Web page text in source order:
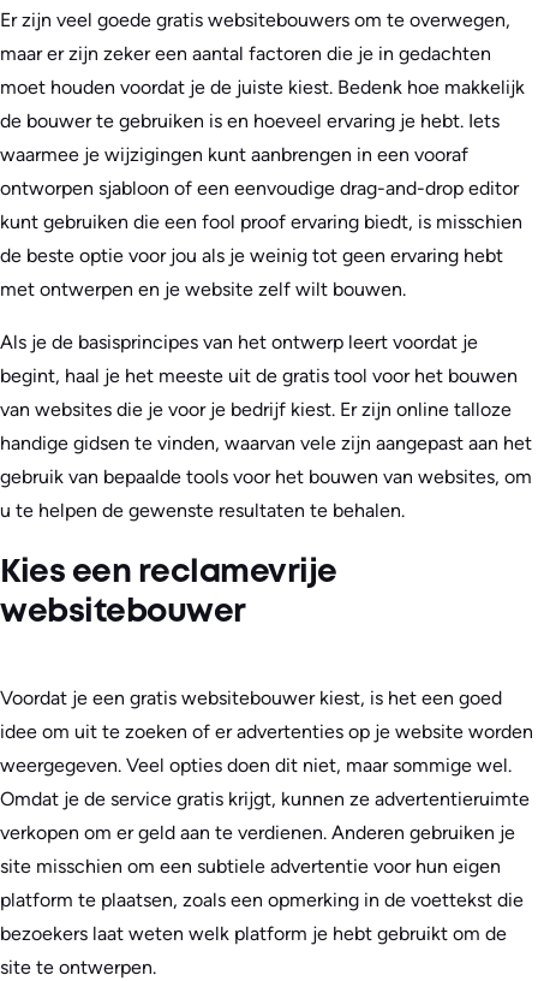
Er zijn veel goede gratis websitebouwers om te overwegen,
maar er zijn zeker een aantal factoren die je in gedachten
moet houden voordat je de juiste kiest. Bedenk hoe makkelijk
de bouwer te gebruiken is en hoeveel ervaring je hebt. Iets
waarmee je wijzigingen kunt aanbrengen in een vooraf
ontworpen sjabloon of een eenvoudige drag-and-drop editor
kunt gebruiken die een fool proof ervaring biedt, is misschien
de beste optie voor jou als je weinig tot geen ervaring hebt
met ontwerpen en je website zelf wilt bouwen.
Als je de basisprincipes van het ontwerp leert voordat je
begint, haal je het meeste uit de gratis tool voor het bouwen
van websites die je voor je bedrijf kiest. Er zijn online talloze
handige gidsen te vinden, waarvan vele zijn aangepast aan het
gebruik van bepaalde tools voor het bouwen van websites, om
u te helpen de gewenste resultaten te behalen.
Kies een reclamevrije
websitebouwer
Voordat je een gratis websitebouwer kiest, is het een goed
idee om uit te zoeken of er advertenties op je website worden
weergegeven. Veel opties doen dit niet, maar sommige wel.
Omdat je de service gratis krijgt, kunnen ze advertentieruimte
verkopen om er geld aan te verdienen. Anderen gebruiken je
site misschien om een subtiele advertentie voor hun eigen
platform te plaatsen, zoals een opmerking in de voettekst die
bezoekers laat weten welk platform je hebt gebruikt om de
site te ontwerpen.